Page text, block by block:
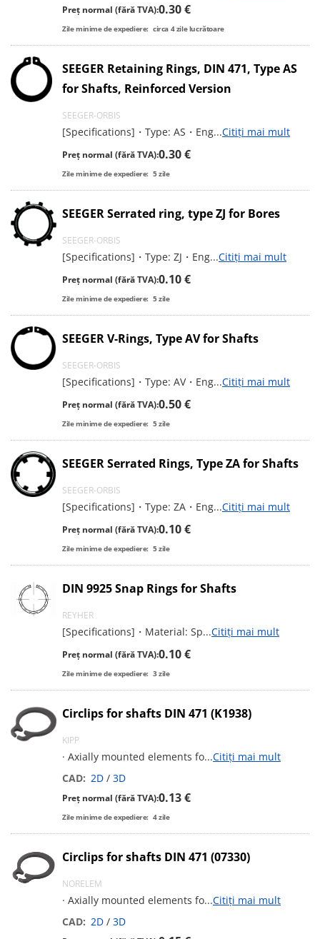
Preț normal (fără TVA):0.30 €
Zile minime de expediere: circa 4zile lucrătoare
SEEGER Retaining Rings, DIN 471, Type AS
for Shafts, Reinforced Version
SEEGER-ORBIS
[Specifications]・Type: AS・Eng...Citiți mai mult
Preț normal (fără TVA):0.30 €
Zile minime de expediere: 5zile
SEEGER Serrated ring, type ZJ for Bores
SEEGER-ORBIS
[Specifications]・Type: ZJ・Eng...Citiți mai mult
Preț normal (fără TVA):0.10 €
Zile minime de expediere: 5zile
SEEGER V-Rings, Type AV for Shafts
SEEGER-ORBIS
[Specifications]・Type: AV・Eng...Citiți mai mult
Preț normal (fără TVA):0.50 €
Zile minime de expediere: 5zile
SEEGER Serrated Rings, Type ZA for Shafts
SEEGER-ORBIS
[Specifications]・Type: ZA・Eng...Citiți mai mult
Preț normal (fără TVA):0.10 €
Zile minime de expediere: 5zile
DIN 9925 Snap Rings for Shafts
REYHER
[Specifications]・Material: Sp...Citiți mai mult
Preț normal (fără TVA):0.10 €
Zile minime de expediere: 3zile
Circlips for shafts DIN 471 (K1938)
KIPP
· Axially mounted elements fo...Citiți mai mult
CAD: 2D / 3D
Preț normal (fără TVA):0.13 €
Zile minime de expediere: 4zile
Circlips for shafts DIN 471 (07330)
NORELEM
· Axially mounted elements fo...Citiți mai mult
CAD: 2D / 3D